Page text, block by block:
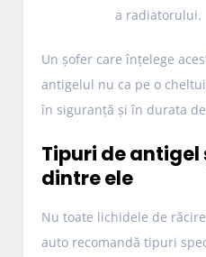
a radiatorului.
Un șofer care înțelege
antigelul nu ca pe o
în siguranță și în durata
Tipuri de
dintre ele
Nu toate lichidele de
auto recomandă tipuri